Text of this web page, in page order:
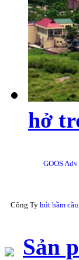
hở
GOOS Adv
Công Ty hút hầm
Sản